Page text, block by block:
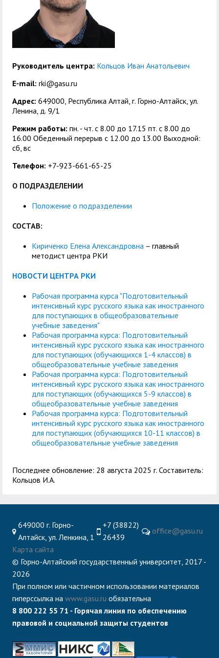
служением»
Руководитель центра: Кольцов Иван Анатольевич
E-mail: rki@gasu.ru
Адрес: 649000, Республика Алтай, г. Горно-Алтайск, ул.
Ленина, д. 9/1
Режим работы: пн. - чт. с 8.00 до 17.15 пт. c 8.00 до
16.00 Обеденный перерыв с 12.00 до 13.00 Выходной:
сб, вс
Телефон: +7-923-661-65-25
О ПОДРАЗДЕЛЕНИИ
Положение о подразделении
СОСТАВ:
Кириченко Елена Александровна – главный
методист центра РКИ
НОВОСТИ ЦЕНТРА РКИ
Рабочая программа курса "Подготовительный
интенсивный курс русского языка как иностранного
для поступающих в общеобразовательные
учебные заведения"
Рабочая программа курса: Подготовительный
интенсивный курс русского языка как иностранного
для поступающих (обучающихся 1-4 классов) в
общеобразовательные учебные заведения
Рабочая программа курса: Подготовительный
интенсивный курс русского языка как иностранного
для поступающих (обучающихся 5-9 классов) в
общеобразовательные учебные заведения
Рабочая программа курса: Подготовительный
интенсивный курс русского языка как иностранного
для поступающих (обучающихся 10-11 классов) в
общеобразовательные учебные заведения
Последнее обновление: 28 августа 2025 г. Составитель:
Кольцов И.А.
649000 г. Горно-
Алтайск, ул. Ленкина, 1
+7 (38822)
26439
office@gasu.ru
Карта сайта
© Горно-Алтайский государственный университет, 2017 -
2026
При полном или частичном использовании материалов
гиперссылка на www.gasu.ru обязательна
8 800 222 55 71 - Горячая линия по обеспечению
правовой и социальной защиты студентов